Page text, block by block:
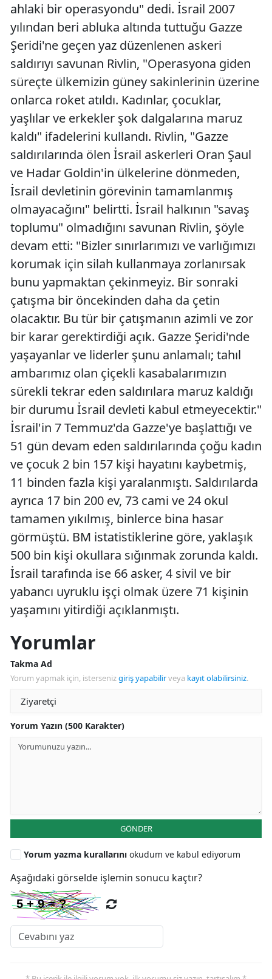
ahlaki bir operasyondu" dedi. İsrail 2007
yılından beri abluka altında tuttuğu Gazze
Şeridi'ne geçen yaz düzenlenen askeri
saldırıyı savunan Rivlin, "Operasyona giden
süreçte ülkemizin güney sakinlerinin üzerine
onlarca roket atıldı. Kadınlar, çocuklar,
yaşlılar ve erkekler şok dalgalarına maruz
kaldı" ifadelerini kullandı. Rivlin, "Gazze
saldırılarında ölen İsrail askerleri Oran Şaul
ve Hadar Goldin'in ülkelerine dönmeden,
İsrail devletinin görevinin tamamlanmış
olmayacağını" belirtti. İsrail halkının "savaş
toplumu" olmadığını savunan Rivlin, şöyle
devam etti: "Bizler sınırlarımızı ve varlığımızı
korumak için silah kullanmaya zorlanırsak
bunu yapmaktan çekinmeyiz. Bir sonraki
çatışma bir öncekinden daha da çetin
olacaktır. Bu tür bir çatışmanın azimli ve zor
bir karar gerektirdiği açık. Gazze Şeridi'nde
yaşayanlar ve liderler şunu anlamalı; tahıl
ambarımız olan çiçekli kasabalarımızın
sürekli tekrar eden saldırılara maruz kaldığı
bir durumu İsrail devleti kabul etmeyecektir."
İsrail'in 7 Temmuz'da Gazze'ye başlattığı ve
51 gün devam eden saldırılarında çoğu kadın
ve çocuk 2 bin 157 kişi hayatını kaybetmiş,
11 binden fazla kişi yaralanmıştı. Saldırılarda
ayrıca 17 bin 200 ev, 73 cami ve 24 okul
tamamen yıkılmış, binlerce bina hasar
görmüştü. BM istatistiklerine göre, yaklaşık
500 bin kişi okullara sığınmak zorunda kaldı.
İsrail tarafında ise 66 asker, 4 sivil ve bir
yabancı uyruklu işçi olmak üzere 71 kişinin
yaşamını yitirdiği açıklanmıştı.
Yorumlar
Takma Ad
Yorum yapmak için, istersenizgiriş yapabilirveya kayıt olabilirsiniz.
Yorum Yazın (500 Karakter)
GÖNDER
Yorum yazma kurallarını okudum ve kabul ediyorum
Aşağıdaki görselde işlemin sonucu kaçtır?